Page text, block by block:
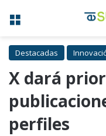
Menú
Destacadas
X dará
perfiles